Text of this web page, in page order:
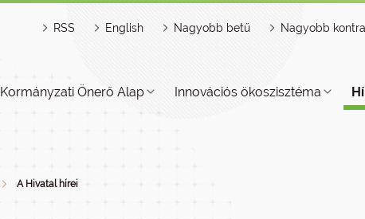
RSS English Nagyobb betű Nagyobb
Kormányzati Önerő Alap Innovációs ökoszisztéma
A Hivatal hírei